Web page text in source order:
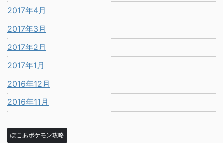
2017年4月
2017年3月
2017年2月
2017年1月
2016年12月
2016年11月
ぽこあポケモン攻略